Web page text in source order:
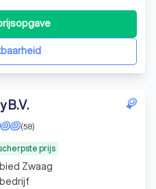
winkels, objecten en
B.V.
prijs
(58)
Zwaag